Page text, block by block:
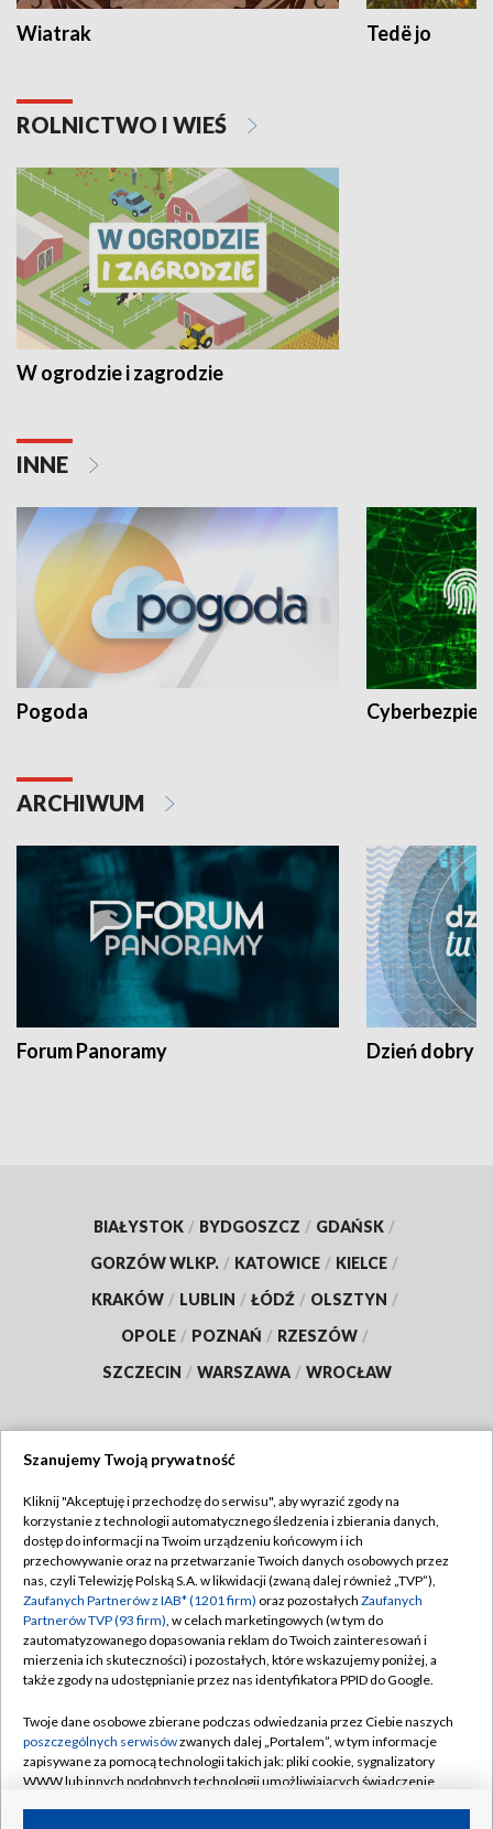
Wiatrak Tedë jo
ROLNICTWO I WIEŚ
W ogrodzie i zagrodzie
INNE
Pogoda
ARCHIWUM
Forum Panoramy Dzień dobry
BIAŁYSTOK / BYDGOSZCZ / GDAŃSK /
GORZÓW WLKP. / KATOWICE / KIELCE /
KRAKÓW / LUBLIN / ŁÓDŹ / OLSZTYN /
OPOLE / POZNAŃ / RZESZÓW /
SZCZECIN / WARSZAWA / WROCŁAW
TVP
Abonament TVP
Emisja w TVP
Centrum informacji TVP
Naziemna Telewizja Cyfrowa
Rada Programowa
System NOS
Informacje o nadawcy
Regulamin TVP
Polityka prywatności
Moje zgody
Pomoc
Kontakt
Kanały
Szanujemy Twoją prywatność
Kliknij "Akceptuję i przechodzę do serwisu", aby wyrazić zgody na
korzystanie z technologii automatycznego śledzenia i zbierania danych,
dostęp do informacji na Twoim urządzeniu końcowym i ich
przechowywanie oraz na przetwarzanie Twoich danych osobowych przez
nas, czyli Telewizję Polską S.A. w likwidacji (zwaną dalej również „TVP”),
Zaufanych Partnerów z IAB* (1201 firm) oraz pozostałych Zaufanych
Partnerów TVP (93 firm), w celach marketingowych (w tym do
zautomatyzowanego dopasowania reklam do Twoich zainteresowań i
mierzenia ich skuteczności) i pozostałych, które wskazujemy poniżej, a
także zgody na udostępnianie przez nas identyfikatora PPID do Google.
Twoje dane osobowe zbierane podczas odwiedzania przez Ciebie naszych
poszczególnych serwisówzwanych dalej „Portalem”, w tym informacje
zapisywane za pomocą technologii takich jak: pliki cookie, sygnalizatory
WWW lub innych podobnych technologii umożliwiających świadczenie